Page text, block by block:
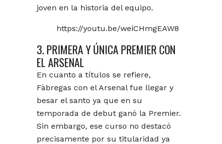
joven en la historia del equipo.
https://youtu.be/weiCHmgEAW8
3. PRIMERA Y ÚNICA PREMIER CON
EL ARSENAL
En cuanto a títulos se refiere,
Fàbregas con el Arsenal fue llegar y
besar el santo ya que en su
temporada de debut ganó la Premier.
Sin embargo, ese curso no destacó
precisamente por su titularidad ya